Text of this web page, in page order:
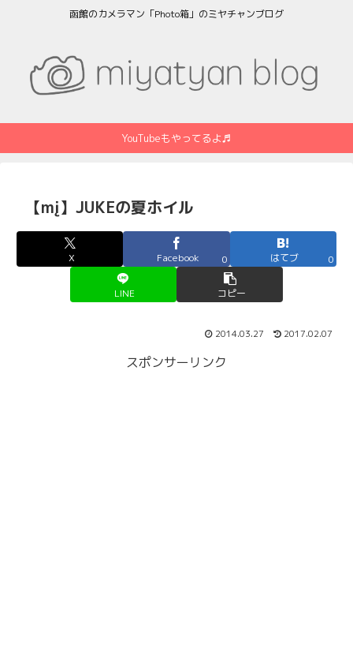
函館のカメラマン「Photo箱」のミヤチャンブログ
YouTubeもやってるよ♬
【mį】JUKEの夏ホイル
X Facebook 0 はてブ 0
LINE コピー
2014.03.27 2017.02.07
スポンサーリンク